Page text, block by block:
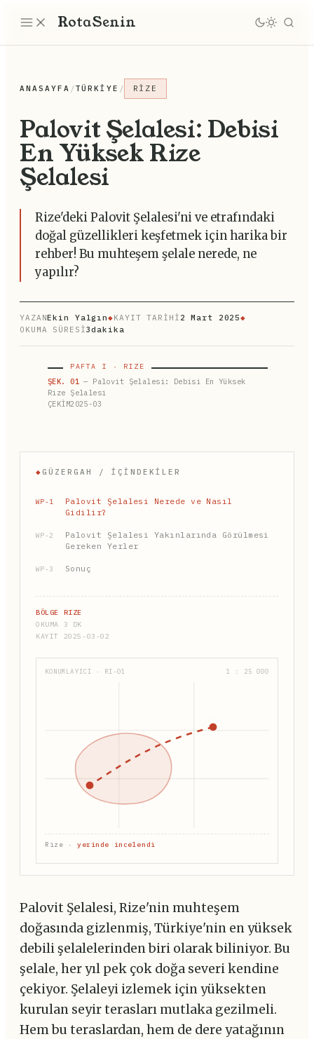
RotaSenin
ANASAYFA /TÜRKIYE / RIZE
Palovit Şelalesi: Debisi
En Yüksek Rize
Şelalesi
Rize'deki Palovit Şelalesi'ni ve etrafındaki
doğal güzellikleri keşfetmek için harika bir
rehber! Bu muhteşem şelale nerede, ne
yapılır?
YAZANEkin Yalgın◆KAYIT TARİHİ 2 Mart 2025◆
OKUMA SÜRESİ3dakika
PAFTA I · RIZE
ŞEK. 01 — Palovit Şelalesi: Debisi En Yüksek
Rize Şelalesi
ÇEKİM2025-03
◆ GÜZERGAH / İÇINDEKILER
WP-1
Palovit Şelalesi Nerede ve Nasıl
Gidilir?
WP-2
Palovit Şelalesi Yakınlarında Görülmesi
Gereken Yerler
WP-3 Sonuç
BÖLGE RIZE
OKUMA 3 DK
KAYIT 2025-03-02
KONUMLAYICI · RI-01 1 : 25 000
Rize · yerinde incelendi
Palovit Şelalesi, Rize'nin muhteşem
doğasında gizlenmiş, Türkiye'nin en yüksek
debili şelalelerinden biri olarak biliniyor. Bu
şelale, her yıl pek çok doğa severi kendine
çekiyor. Şelaleyi izlemek için yüksekten
kurulan seyir terasları mutlaka gezilmeli.
Hem bu teraslardan, hem de dere yatağının